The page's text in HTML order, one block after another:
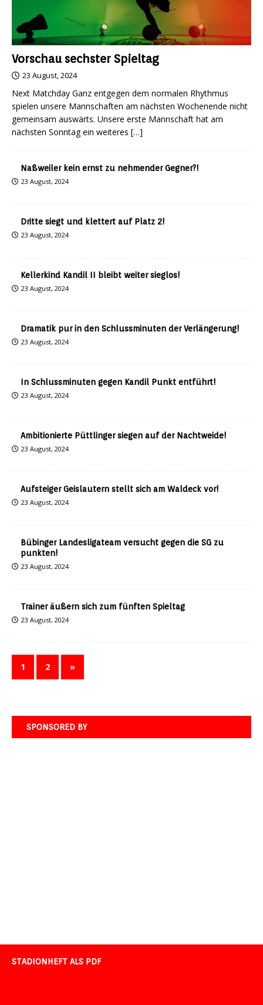
Vorschau sechster Spieltag
23 August, 2024
Next Matchday Ganz entgegen dem normalen Rhythmus
spielen unsere Mannschaften am nächsten Wochenende nicht
gemeinsam auswärts. Unsere erste Mannschaft hat am
nächsten Sonntag ein weiteres […]
Naßweiler kein ernst zu nehmender Gegner?!
23 August, 2024
Dritte siegt und klettert auf Platz 2!
23 August, 2024
Kellerkind Kandil II bleibt weiter sieglos!
23 August, 2024
Dramatik pur in den Schlussminuten der Verlängerung!
23 August, 2024
In Schlussminuten gegen Kandil Punkt entführt!
23 August, 2024
Ambitionierte Püttlinger siegen auf der Nachtweide!
23 August, 2024
Aufsteiger Geislautern stellt sich am Waldeck vor!
23 August, 2024
Bübinger Landesligateam versucht gegen die SG zu
punkten!
23 August, 2024
Trainer äußern sich zum fünften Spieltag
23 August, 2024
1 2 »
SPONSORED BY
STADIONHEFT ALS PDF